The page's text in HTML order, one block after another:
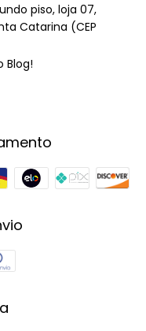
piso, loja 07,
Catarina (CEP
Blog!